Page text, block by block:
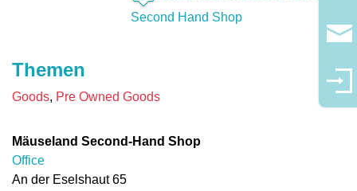
Second Hand Shop
Themen
Goods Pre Owned Goods
Mäuseland Second-Hand Shop
Office
An der Eselshaut 65